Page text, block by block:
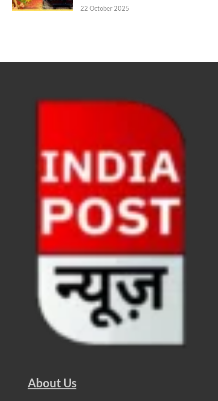
धरती का स्वास्थ्य सही रहेगा तभी बची रहेगी सृष्टिः योगी
Jairam Ramesh On BJP: श्यामा प्रसाद मुखर्जी के
AIIMS Rishikesh: केन्द्रीय स्वास्थ्य मंत्री जेपी नड्डा से
Kashi Tamil Sangamm: भारत सरकार भाषाई
Ayushman Yojana: मुख्यमंत्री ने 142 नवनियुक्त
Mutul Fund SIP: सिर्फ 2000 महीने जमा करके कैसे बन
Vande Matram In Parilament: वंदे मातरम पर संसद में
Manas Khand Mala Yojana: मुख्यमंत्री धामी ने किया
Bastar Mobile Network: बस्तर के कोंडापल्ली में
Skill Development & Polytechnic Courses:
Haridwar Kumbh: हरिद्वार में होने वाले कुंभ को लेकर बोले
Air Fare Issue: इंडिगो संकट के बीच बढ़े हुए हवाई किराए
UP Detention Centre: यूपी में घुसपैठ हूं पर बड़ी
22 October 2025
About Us